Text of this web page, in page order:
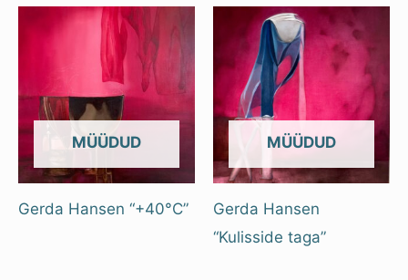
OUT OF STOCK
Gerda Hansen “+40°C”
OUT OF STOCK
Gerda Hansen
“Kulisside taga”